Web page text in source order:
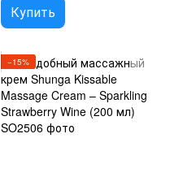
Купить
−15%